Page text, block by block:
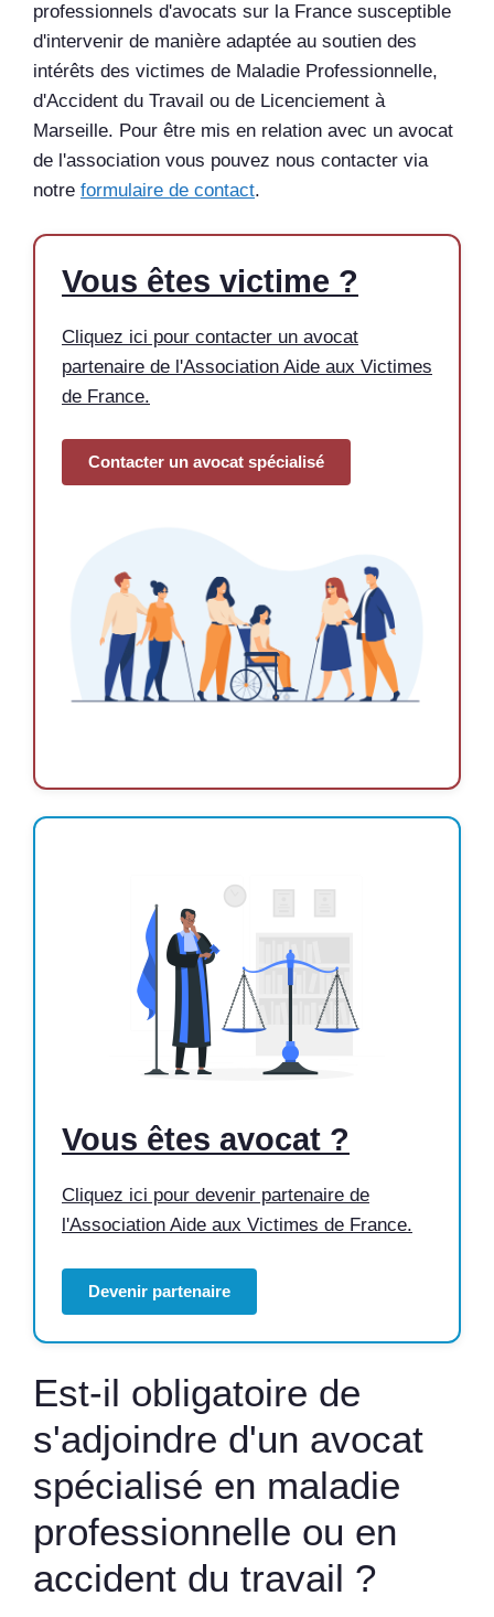
professionnels d'avocats sur la France susceptible
d'intervenir de manière adaptée au soutien des
intérêts des victimes de Maladie Professionnelle,
d'Accident du Travail ou de Licenciement à
Marseille. Pour être mis en relation avec un avocat
de l'association vous pouvez nous contacter via
notre formulaire de contact.
Vous êtes victime ?
Cliquez ici pour contacter un avocat
partenaire de l'Association Aide aux Victimes
de France.
Contacter un avocat spécialisé
Vous êtes avocat ?
Cliquez ici pour devenir partenaire de
l'Association Aide aux Victimes de France.
Devenir partenaire
Est-il obligatoire de
s'adjoindre d'un avocat
spécialisé en maladie
professionnelle ou en
accident du travail ?